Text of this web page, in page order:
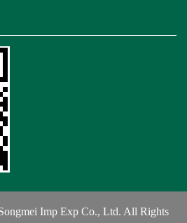
Imp Exp Co., Ltd. All Rights